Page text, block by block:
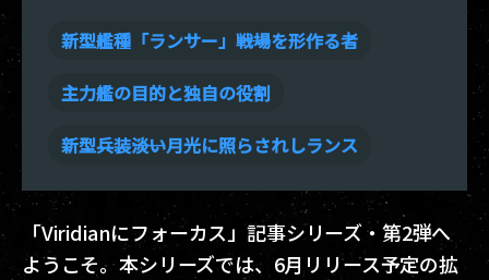
新型艦種「ランサー」――戦場を形作る者
主力艦の目的と独自の役割
新型兵装――淡い月光に照らされしランス
「Viridianにフォーカス」記事シリーズ・第2弾へ
ようこそ。本シリーズでは、6月リリース予定の拡